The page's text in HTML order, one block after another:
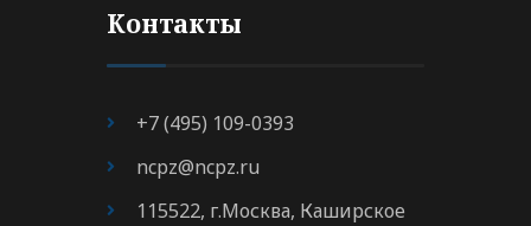
Контакты
+7 (495) 109-0393
ncpz@ncpz.ru
115522, г.Москва, Каширское